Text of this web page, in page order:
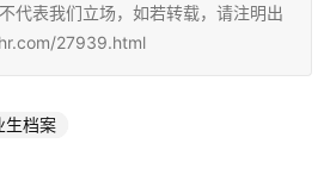
代表我们立场，如若转载，请注明出
27939.html
生档案